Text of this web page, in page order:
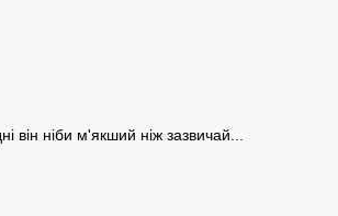
він ніби м'якший ніж зазвичай...